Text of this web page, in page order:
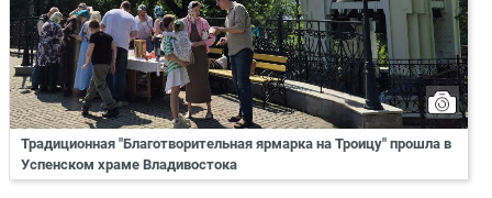
Традиционная "Благотворительная ярмарка на Троицу" прошла в
Успенском храме Владивостока